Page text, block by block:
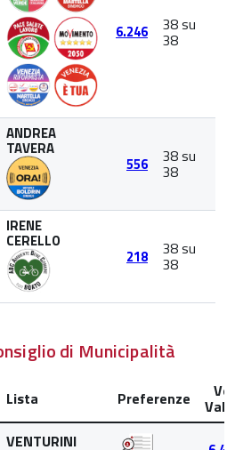
6.246 38 su
38
ANDREA
TAVERA
556 38 su
38
IRENE
CERELLO
218 38 su
38
di Municipalità
Lista Preferenze
VENTURINI